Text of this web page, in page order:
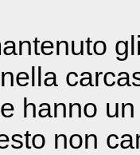
hanno
non